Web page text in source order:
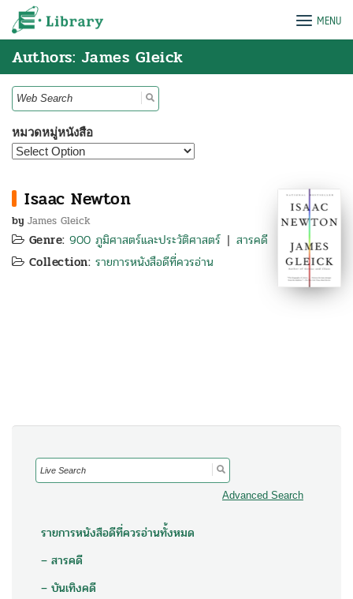
Skip
e-Library MENU
Authors: James Gleick
Search
for:
หมวดหมู่หนังสือ
Isaac Newton
by James Gleick
Genre: 900 ภูมิศาสตร์และประวัติศาสตร์ | สารคดี
Collection: รายการหนังสือดีที่ควรอ่าน
Search
for:
Advanced Search
รายการหนังสือดีที่ควรอ่านทั้งหมด
– สารคดี
– บันเทิงคดี